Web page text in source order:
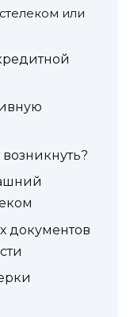
или
документов